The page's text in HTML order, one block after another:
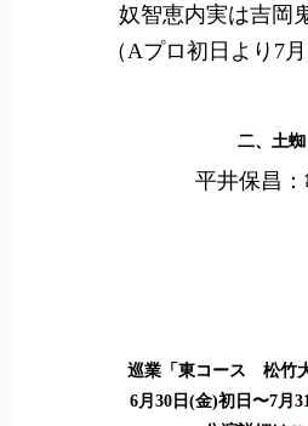
奴智恵内実は吉岡
（Aプロ初日より7
二、土蜘
平井保昌
巡業「東コース 松竹
6月30日(金)初日〜7月